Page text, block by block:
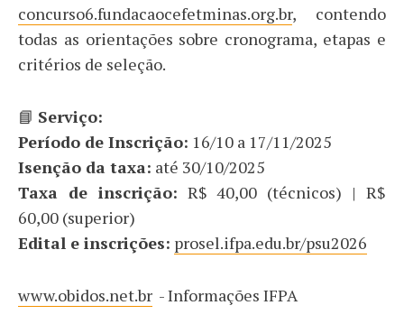
concurso6.fundacaocefetminas.org.br, contendo
todas as orientações sobre cronograma, etapas e
critérios de seleção.
📘 Serviço:
Período de Inscrição: 16/10 a 17/11/2025
Isenção da taxa: até 30/10/2025
Taxa de inscrição: R$ 40,00 (técnicos) | R$
60,00 (superior)
Edital e inscrições: prosel.ifpa.edu.br/psu2026
www.obidos.net.br - Informações IFPA